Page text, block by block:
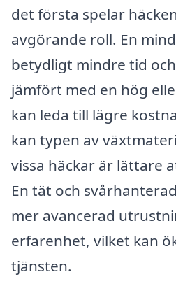
det första spelar
avgörande roll. En
betydligt mindre tid
jämfört med en hög
kan leda till lägre
kan typen av
vissa häckar är lättare
En tät och
mer avancerad
erfarenhet, vilket kan
tjänsten.